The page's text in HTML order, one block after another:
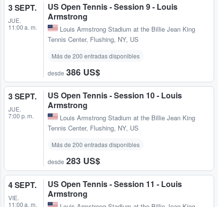
3 SEPT.
JUE.
11:00 a. m.
US Open Tennis - Session 9 - Louis
Armstrong
Louis Armstrong Stadium at the Billie Jean King
Tennis Center, Flushing, NY, US
Más de 200 entradas disponibles
desde 386 US$
3 SEPT.
JUE.
7:00 p. m.
US Open Tennis - Session 10 - Louis
Armstrong
Louis Armstrong Stadium at the Billie Jean King
Tennis Center, Flushing, NY, US
Más de 200 entradas disponibles
desde 283 US$
4 SEPT.
VIE.
11:00 a. m.
US Open Tennis - Session 11 - Louis
Armstrong